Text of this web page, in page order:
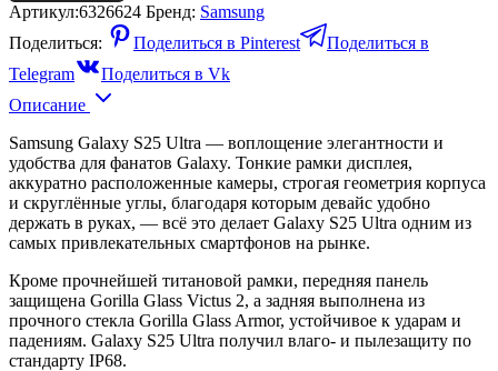
Артикул:6326624 Бренд: Samsung
Поделиться:
Поделиться в Pinterest
Поделиться в
Telegram
Поделиться в Vk
Описание
Samsung Galaxy S25 Ultra — воплощение элегантности и
удобства для фанатов Galaxy. Тонкие рамки дисплея,
аккуратно расположенные камеры, строгая геометрия корпуса
и скруглённые углы, благодаря которым девайс удобно
держать в руках, — всё это делает Galaxy S25 Ultra одним из
самых привлекательных смартфонов на рынке.
Кроме прочнейшей титановой рамки, передняя панель
защищена Gorilla Glass Victus 2, а задняя выполнена из
прочного стекла Gorilla Glass Armor, устойчивое к ударам и
падениям. Galaxy S25 Ultra получил влаго- и пылезащиту по
стандарту IP68.